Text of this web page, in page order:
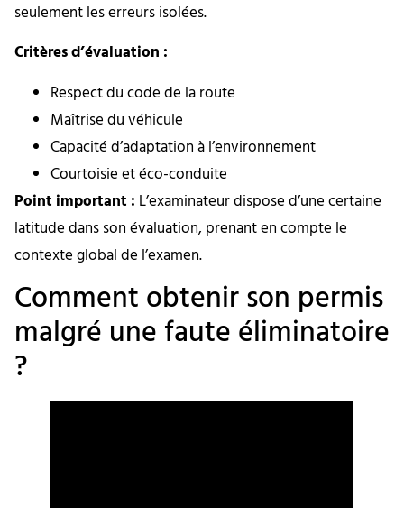
seulement les erreurs isolées.
Critères d’évaluation :
Respect du code de la route
Maîtrise du véhicule
Capacité d’adaptation à l’environnement
Courtoisie et éco-conduite
Point important : L’examinateur dispose d’une certaine
latitude dans son évaluation, prenant en compte le
contexte global de l’examen.
Comment obtenir son permis
malgré une faute éliminatoire
?